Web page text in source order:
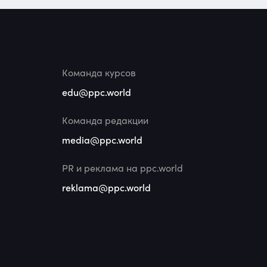
Команда курсов
edu@ppc.world
Команда редакции
media@ppc.world
PR и реклама на ppc.world
reklama@ppc.world